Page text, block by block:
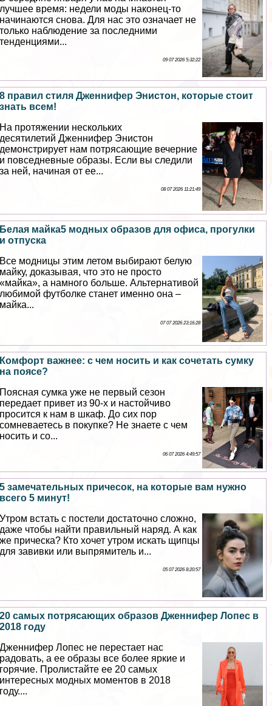
лучшее время: недели моды наконец-то
начинаются снова. Для нас это означает не
только наблюдение за последними
тенденциями...
09 07 2026 5:32:22
8 правил стиля Дженнифер Энистон, которые стоит
знать всем!
На протяжении нескольких
десятилетий Дженнифер Энистон
демонстрирует нам потрясающие вечерние
и повседневные образы. Если вы следили
за ней, начиная от ее...
08 07 2026 11:21:49
Белая майка5 модных образов для офиса, прогулки
и отпуска
Все модницы этим летом выбирают белую
майку, доказывая, что это не просто
«майка», а намного больше. Альтернативой
любимой футболке станет именно она –
майка...
07 07 2026 23:16:28
Комфорт важнее: с чем носить и как сочетать сумку
на поясе?
Поясная сумка уже не первый сезон
передает привет из 90-х и настойчиво
просится к нам в шкаф. До сих пор
сомневаетесь в покупке? Не знаете с чем
носить и со...
06 07 2026 4:49:57
5 замечательных причесок, на которые вам нужно
всего 5 минут!
Утром встать с постели достаточно сложно,
даже чтобы найти правильный наряд. А как
же прическа? Кто хочет утром искать щипцы
для завивки или выпрямитель и...
05 07 2026 8:20:57
20 самых потрясающих образов Дженнифер Лопес в
2018 году
Дженнифер Лопес не перестает нас
радовать, а ее образы все более яркие и
горячие. Пролистайте ее 20 самых
интересных модных моментов в 2018
году....